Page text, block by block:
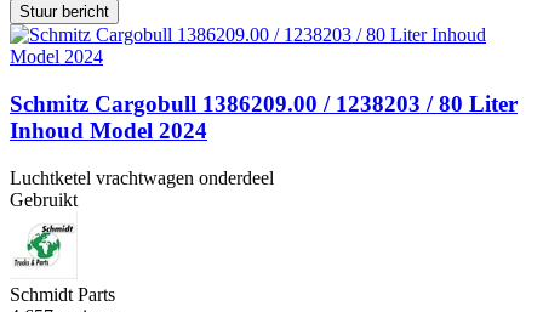
Stuur bericht
Schmitz Cargobull 1386209.00 / 1238203 / 80 Liter
Inhoud Model 2024
Luchtketel vrachtwagen onderdeel
Gebruikt
Schmidt Parts